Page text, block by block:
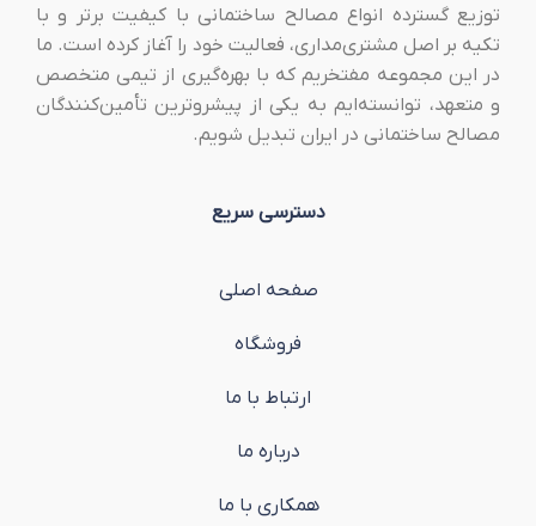
توزیع گسترده انواع مصالح ساختمانی با کیفیت برتر و با
تکیه بر اصل مشتری‌مداری، فعالیت خود را آغاز کرده است. ما
در این مجموعه مفتخریم که با بهره‌گیری از تیمی متخصص
و متعهد، توانسته‌ایم به یکی از پیشروترین تأمین‌کنندگان
مصالح ساختمانی در ایران تبدیل شویم.
دسترسی سریع
صفحه اصلی
فروشگاه
ارتباط با ما
درباره ما
همکاری با ما